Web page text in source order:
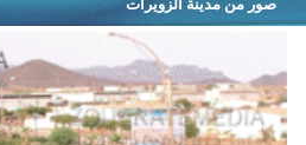
صور من مدينة الزويرات